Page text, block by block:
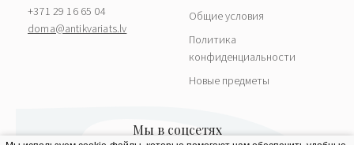
+371 29 16 65 04
doma@antikvariats.lv
Общие условия
Политика
конфиденциальности
Новые предметы